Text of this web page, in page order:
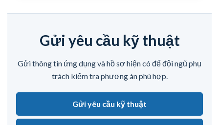
Gửi yêu cầu kỹ thuật
Gửi thông tin ứng dụng và hồ sơ hiện có để đội ngũ phụ
trách kiểm tra phương án phù hợp.
Gửi yêu cầu kỹ thuật